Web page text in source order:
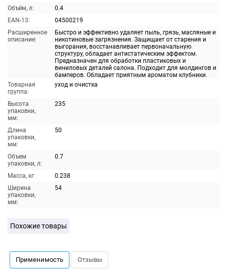
Объём, л:
0.4
EAN-13:
04500219
Расширенное
описание:
Быстро и эффективно удаляет пыль, грязь, масляные и
никотиновые загрязнения. Защищает от старения и
выгорания, восстанавливает первоначальную
структуру, обладает антистатическим эффектом.
Предназначен для обработки пластиковых и
виниловых деталей салона. Подходит для молдингов и
бамперов. Обладает приятным ароматом клубники.
Товарная
группа:
уход и очистка
Высота
упаковки,
мм:
235
Длина
упаковки,
мм:
50
Объем
упаковки, л:
0.7
Масса, кг:
0.238
Ширина
упаковки,
мм:
54
Похожие товары
Применимость Отзывы